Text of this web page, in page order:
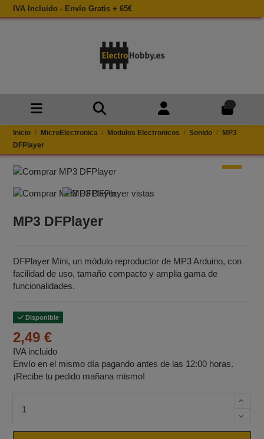
IVA Incluido - Envío Gratis + 65€
Inicio MicroElectronica Modulos Electronicos Sonido
MP3
DFPlayer
MP3 DFPlayer
DFPlayer Mini, un módulo reproductor de MP3 Arduino, con
facilidad de uso, tamaño compacto y amplia gama de
funcionalidades.
Disponible
2,49 €
IVA incluido
Envío en el mismo día pagando antes de las 12:00 horas.
¡Recibe tu pedido mañana mismo!